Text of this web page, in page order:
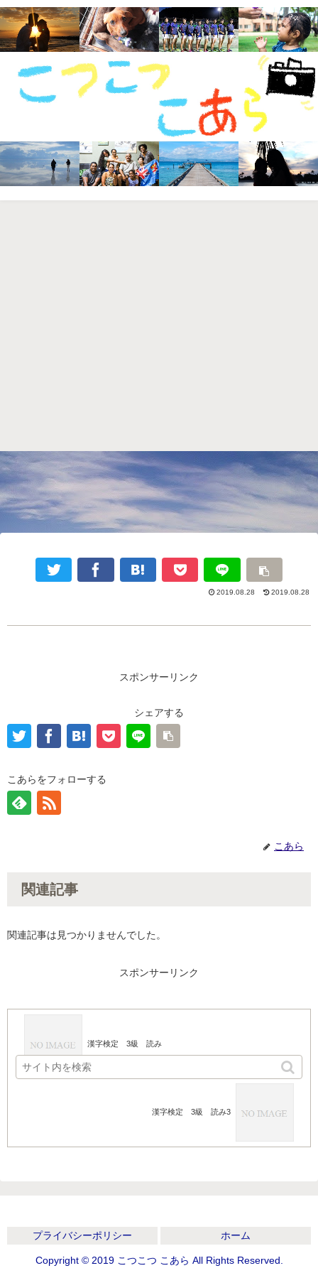
2019.08.28 2019.08.28
スポンサーリンク
シェアする
こあらをフォローする
こあら
関連記事
関連記事は見つかりませんでした。
スポンサーリンク
漢字検定 3級 読み
漢字検定 3級 読み3
プライバシーポリシー ホーム
Copyright © 2019 こつこつ こあら All Rights Reserved.